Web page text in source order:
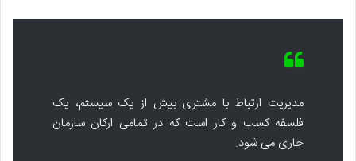
مدیریت ارتباط با مشتری بیش از یک سیستم، یک
فلسفه کسب و کار است که در تمامی ارکان سازمان
جاری می شود.